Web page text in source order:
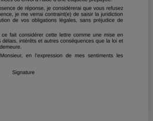
Plaque de cuisson à
induction
Téléphone mobile -
Smartphone